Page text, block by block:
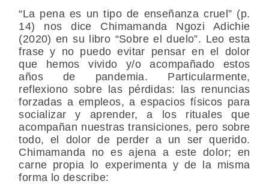
“La pena es un tipo de enseñanza cruel” (p.
14) nos dice Chimamanda Ngozi Adichie
(2020) en su libro “Sobre el duelo”. Leo esta
frase y no puedo evitar pensar en el dolor
que hemos vivido y/o acompañado estos
años de pandemia. Particularmente,
reflexiono sobre las pérdidas: las renuncias
forzadas a empleos, a espacios físicos para
socializar y aprender, a los rituales que
acompañan nuestras transiciones, pero sobre
todo, el dolor de perder a un ser querido.
Chimamanda no es ajena a este dolor; en
carne propia lo experimenta y de la misma
forma lo describe: